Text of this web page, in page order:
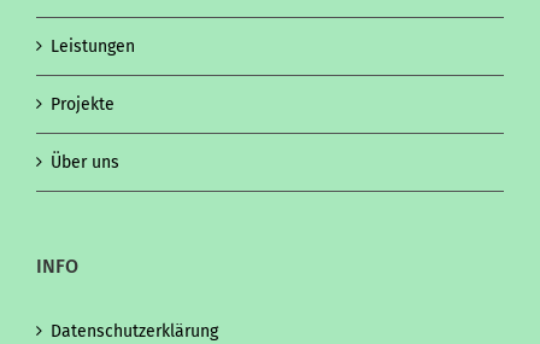
Leistungen
Projekte
Über uns
INFO
Datenschutzerklärung